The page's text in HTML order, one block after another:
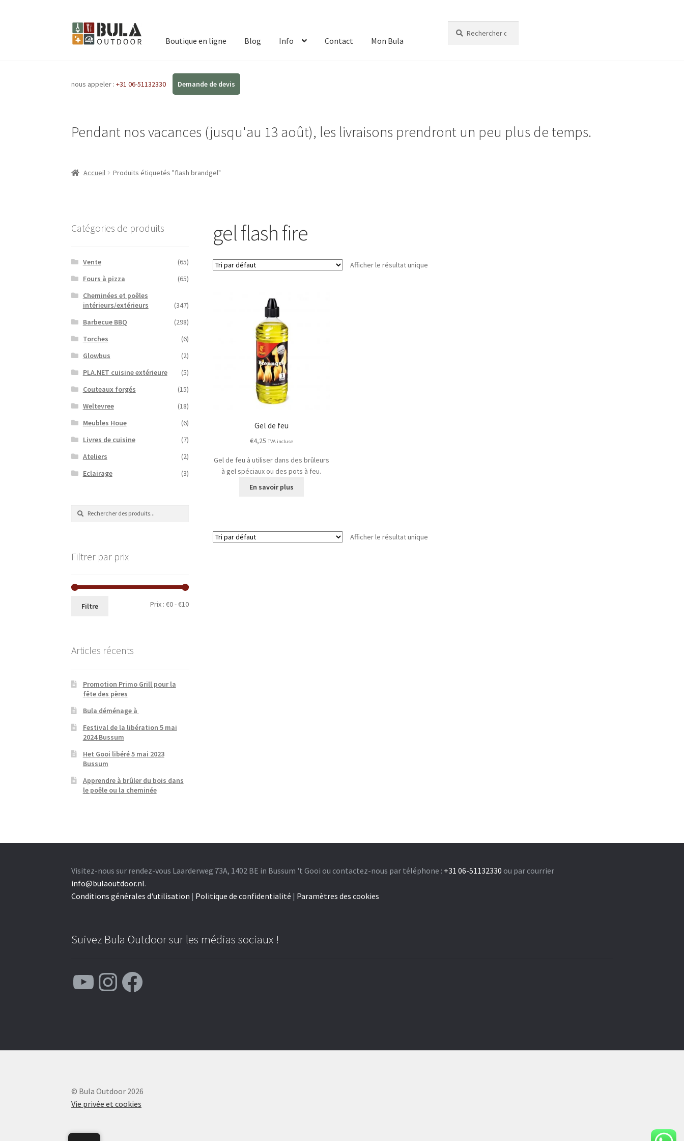
Boutique en ligne Blog Info Contact Mon Bula
nous appeler :+31 06-51132330
Pendant nos vacances (jusqu'au 13 août), les livraisons prendront un peu plus de temps.
Accueil Produits étiquetés "flash brandgel"
gel flash fire
Afficher le résultat unique
Gel de feu
€4,25 TVA incluse
Gel de feu à utiliser dans des brûleurs
à gel spéciaux ou des pots à feu.
En savoir plus
Afficher le résultat unique
Catégories de produits
Vente
(65)
Fours à pizza
(65)
Cheminées et poêles
intérieurs/extérieurs
(347)
Barbecue BBQ
(298)
Torches
(6)
Glowbus
(2)
PLA.NET cuisine extérieure
(5)
Couteaux forgés
(15)
Weltevree
(18)
Meubles Houe
(6)
Livres de cuisine
(7)
Ateliers
(2)
Eclairage
(3)
Recherche
Recherche
Filtrer par prix
Prix
Prix
Filtre Prix :€0-€10
Articles récents
Promotion Primo Grill pour la
fête des pères
Bula déménage à
Festival de la libération 5 mai
2024 Bussum
Het Gooi libéré 5 mai 2023
Bussum
Apprendre à brûler du bois dans
le poêle ou la cheminée
Visitez-nous sur rendez-vous Laarderweg 73A, 1402 BE in Bussum 't Gooi ou contactez-nous par téléphone : +31 06-51132330ou par courrier
info@bulaoutdoor.nl.
Conditions générales d'utilisation | Politique de confidentialité | Paramètres des cookies
Suivez Bula Outdoor sur les médias sociaux !
YouTube Instagram Facebook
© Bula Outdoor 2026
Vie privée et cookies